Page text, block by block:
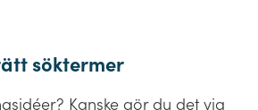
söktermer
Kanske gör du det via